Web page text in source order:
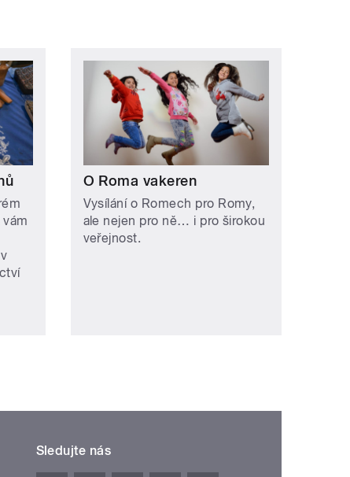
O Roma vakeren
Vysílání o Romech pro Romy,
ale nejen pro ně… i pro širokou
veřejnost.
Sledujte nás